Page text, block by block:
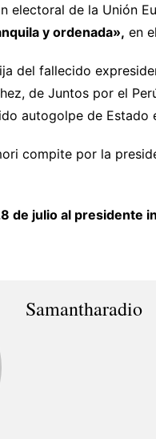
electoral de la Unión
y ordenada», en
del fallecido
de Juntos por el
autogolpe de Estado
compite por la
de julio al presidente
Samantharadio